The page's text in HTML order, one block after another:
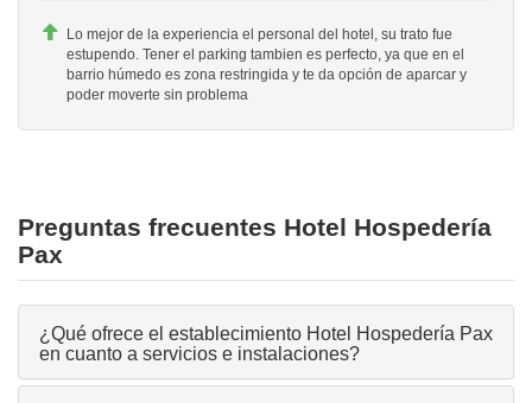
Lo mejor de la experiencia el personal del hotel, su trato fue
estupendo. Tener el parking tambien es perfecto, ya que en el
barrio húmedo es zona restringida y te da opción de aparcar y
poder moverte sin problema
Preguntas frecuentes Hotel Hospedería
Pax
¿Qué ofrece el establecimiento Hotel Hospedería Pax
en cuanto a servicios e instalaciones?